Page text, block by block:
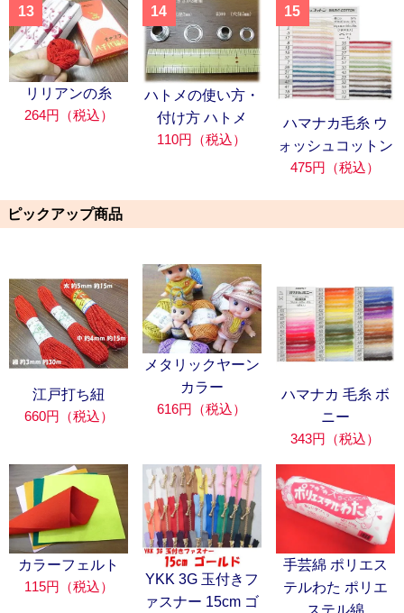
13
リリアンの糸
264円（税込）
14
ハトメの使い方・
付け方 ハトメ
110円（税込）
15
ハマナカ毛糸 ウ
ォッシュコットン
475円（税込）
ピックアップ商品
江戸打ち紐
660円（税込）
メタリックヤーン
カラー
616円（税込）
ハマナカ 毛糸 ボ
ニー
343円（税込）
カラーフェルト
115円（税込）
YKK 3G 玉付きフ
ァスナー 15cm ゴ
手芸綿 ポリエス
テルわた ポリエ
ステル綿